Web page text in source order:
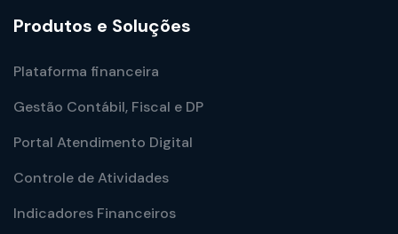
Produtos e Soluções
Plataforma financeira
Gestão Contábil, Fiscal e DP
Portal Atendimento Digital
Controle de Atividades
Indicadores Financeiros